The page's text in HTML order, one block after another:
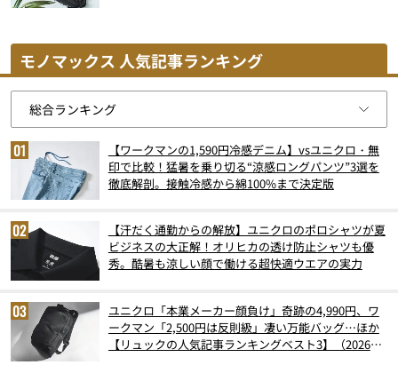
モノマックス 人気記事ランキング
【ワークマンの1,590円冷感デニム】vsユニクロ・無
印で比較！猛暑を乗り切る“涼感ロングパンツ”3選を
徹底解剖。接触冷感から綿100%まで決定版
【汗だく通勤からの解放】ユニクロのポロシャツが夏
ビジネスの大正解！オリヒカの透け防止シャツも優
秀。酷暑も涼しい顔で働ける超快適ウエアの実力
ユニクロ「本業メーカー顔負け」奇跡の4,990円、ワ
ークマン「2,500円は反則級」凄い万能バッグ…ほか
【リュックの人気記事ランキングベスト3】（2026年